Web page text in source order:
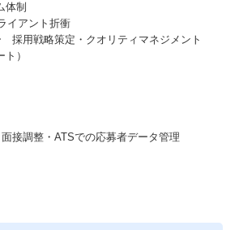
体制
イアント折衝
採用戦略策定・クオリティマネジメント
）
接調整・ATSでの応募者データ管理